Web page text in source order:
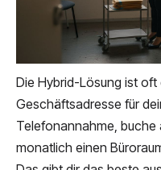
Die Hybrid-Lösung ist oft
Geschäftsadresse für
Telefonannahme,
monatlich einen